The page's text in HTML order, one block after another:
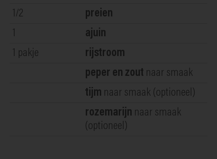
1/2
preien
1
ajuin
1 pakje
rijstroom
peper en zout naar smaak
tijm naar smaak (optioneel)
rozemarijn naar smaak
(optioneel)